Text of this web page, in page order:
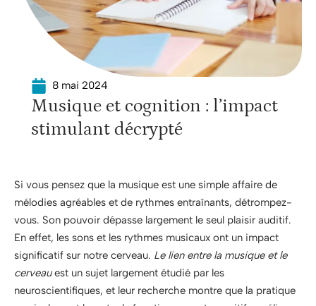
8 mai 2024
Musique et cognition : l’impact
stimulant décrypté
Si vous pensez que la musique est une simple affaire de
mélodies agréables et de rythmes entraînants, détrompez-
vous. Son pouvoir dépasse largement le seul plaisir auditif.
En effet, les sons et les rythmes musicaux ont un impact
significatif sur notre cerveau. Le lien entre la musique et le
cerveauest un sujet largement étudié par les
neuroscientifiques, et leur recherche montre que la pratique